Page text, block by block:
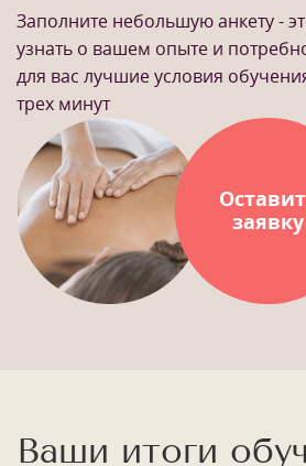
Заполните небольшую анкету -
узнать о вашем опыте и
для вас лучшие условия
трех минут
заявку
Ваши итоги